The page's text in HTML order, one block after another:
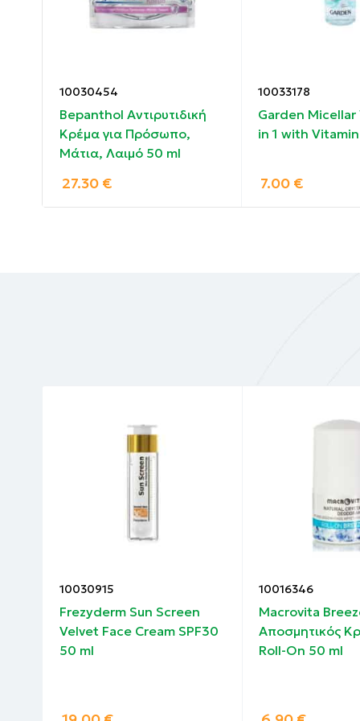
Συστατικά:
Rhamnoides Fruit Oil*, Aqua, Sodium
Sodium Benzoate, Potassium Sorbate,
10030454
Bepanthol Αντιρυτιδική
Κρέμα για Πρόσωπο,
Μάτια, Λαιμό 50 ml
27.30 €
10033178
Garden
in 1 with
7.00 €
10030915
Frezyderm Sun Screen
Velvet Face Cream SPF30
50 ml
10016346
Macrovita
Αποσμητικός
Roll-On 50 ml